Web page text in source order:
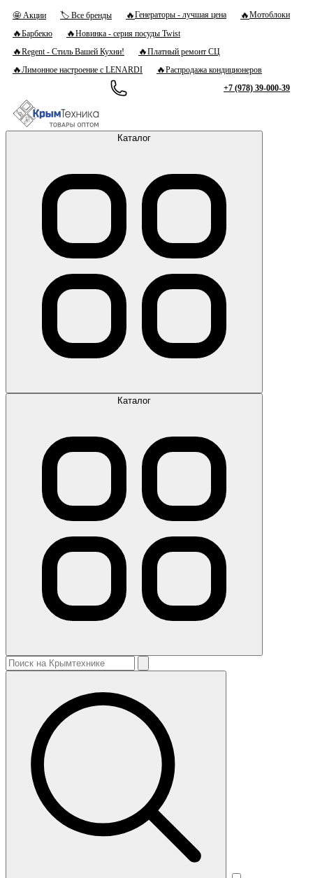
🤩 Акции 🏷 Все бренды 🔥Генераторы - лучшая цена 🔥Мотоблоки
🔥Барбекю 🔥Новинка - серия посуды Twist
🔥Regent - Стиль Вашей Кухни! 🔥Платный ремонт СЦ
🔥Лимонное настроение с LENARDI 🔥Распродажа кондиционеров
+7 (978) 39-000-39